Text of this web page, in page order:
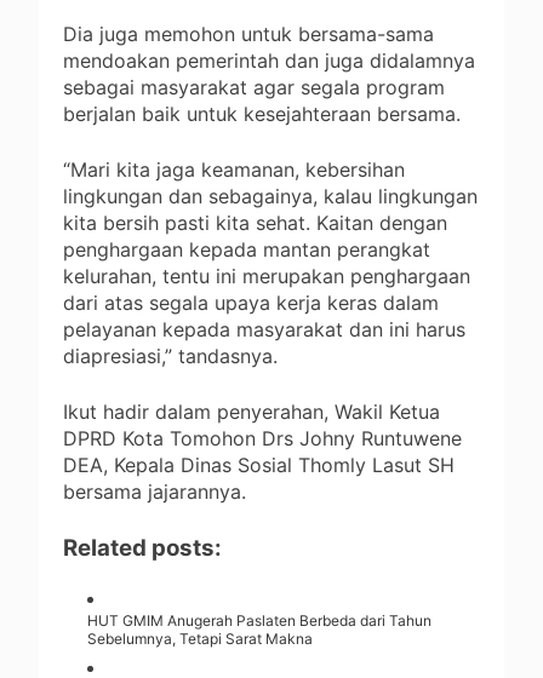
Dia juga memohon untuk bersama-sama
mendoakan pemerintah dan juga didalamnya
sebagai masyarakat agar segala program
berjalan baik untuk kesejahteraan bersama.
“Mari kita jaga keamanan, kebersihan
lingkungan dan sebagainya, kalau lingkungan
kita bersih pasti kita sehat. Kaitan dengan
penghargaan kepada mantan perangkat
kelurahan, tentu ini merupakan penghargaan
dari atas segala upaya kerja keras dalam
pelayanan kepada masyarakat dan ini harus
diapresiasi,” tandasnya.
Ikut hadir dalam penyerahan, Wakil Ketua
DPRD Kota Tomohon Drs Johny Runtuwene
DEA, Kepala Dinas Sosial Thomly Lasut SH
bersama jajarannya.
Related posts:
HUT GMIM Anugerah Paslaten Berbeda dari Tahun
Sebelumnya, Tetapi Sarat Makna